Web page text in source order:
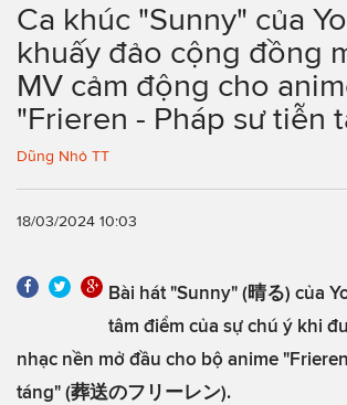
Ca khúc "Sunny" của
khuấy đảo cộng đồng
MV cảm động cho
"Frieren - Pháp sư tiễn
Dũng Nhỏ TT
18/03/2024 10:03
Bài hát "Sunny" (晴る) của
tâm điểm của sự chú ý khi
nhạc nền mở đầu cho bộ anime
táng" (葬送のフリーレン).